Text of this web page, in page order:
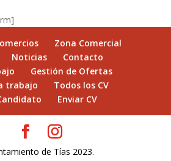
Zona Comercial
Noticias
Contacto
Gestión de Ofertas
trabajo
Todos los CV
Enviar CV
de Tías 2023.